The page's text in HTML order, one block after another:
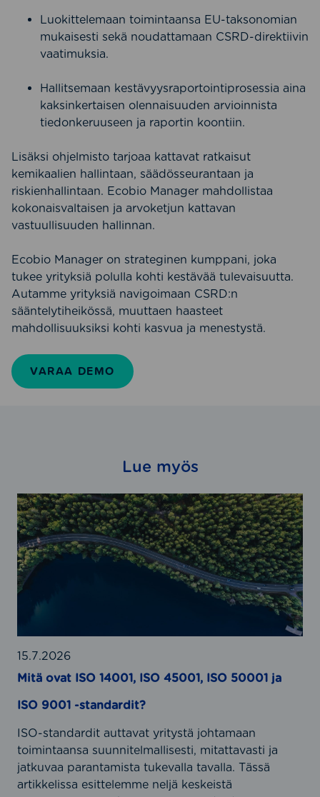
Luokittelemaan toimintaansa EU-taksonomian
mukaisesti sekä noudattamaan CSRD-direktiivin
vaatimuksia.
Hallitsemaan kestävyysraportointiprosessia aina
kaksinkertaisen olennaisuuden arvioinnista
tiedonkeruuseen ja raportin koontiin.
Lisäksi ohjelmisto tarjoaa kattavat ratkaisut
kemikaalien hallintaan, säädösseurantaan ja
riskienhallintaan. Ecobio Manager mahdollistaa
kokonaisvaltaisen ja arvoketjun kattavan
vastuullisuuden hallinnan.
Ecobio Manager on strateginen kumppani, joka
tukee yrityksiä polulla kohti kestävää tulevaisuutta.
Autamme yrityksiä navigoimaan CSRD:n
sääntelytiheikössä, muuttaen haasteet
mahdollisuuksiksi kohti kasvua ja menestystä.
VARAA DEMO
Lue myös
M
i
t
ä
o
v
I
S
O
4
0
1
,
I
15.7.2026
Mitä ovat ISO 14001, ISO 45001, ISO 50001 ja
ISO 9001 -standardit?
ISO-standardit auttavat yritystä johtamaan
toimintaansa suunnitelmallisesti, mitattavasti ja
jatkuvaa parantamista tukevalla tavalla. Tässä
artikkelissa esittelemme neljä keskeistä